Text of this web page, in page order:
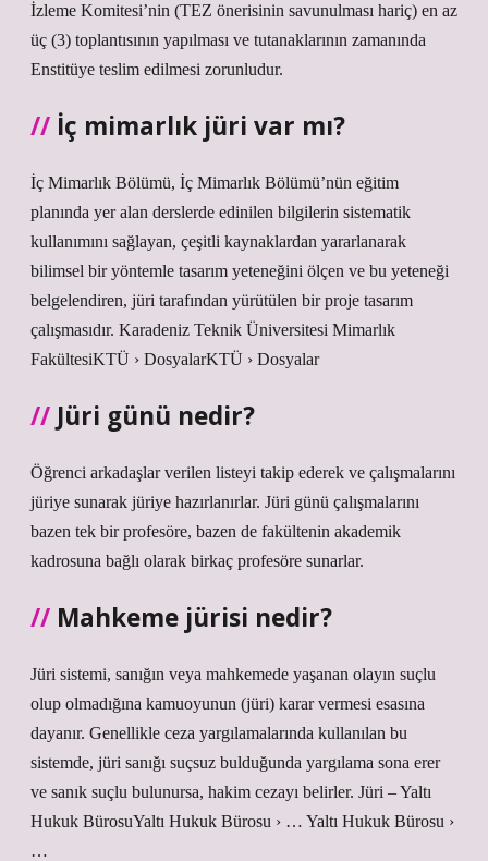
İzleme Komitesi’nin (TEZ önerisinin savunulması hariç) en az
üç (3) toplantısının yapılması ve tutanaklarının zamanında
Enstitüye teslim edilmesi zorunludur.
İç mimarlık jüri var mı?
İç Mimarlık Bölümü, İç Mimarlık Bölümü’nün eğitim
planında yer alan derslerde edinilen bilgilerin sistematik
kullanımını sağlayan, çeşitli kaynaklardan yararlanarak
bilimsel bir yöntemle tasarım yeteneğini ölçen ve bu yeteneği
belgelendiren, jüri tarafından yürütülen bir proje tasarım
çalışmasıdır. Karadeniz Teknik Üniversitesi Mimarlık
FakültesiKTÜ › DosyalarKTÜ › Dosyalar
Jüri günü nedir?
Öğrenci arkadaşlar verilen listeyi takip ederek ve çalışmalarını
jüriye sunarak jüriye hazırlanırlar. Jüri günü çalışmalarını
bazen tek bir profesöre, bazen de fakültenin akademik
kadrosuna bağlı olarak birkaç profesöre sunarlar.
Mahkeme jürisi nedir?
Jüri sistemi, sanığın veya mahkemede yaşanan olayın suçlu
olup olmadığına kamuoyunun (jüri) karar vermesi esasına
dayanır. Genellikle ceza yargılamalarında kullanılan bu
sistemde, jüri sanığı suçsuz bulduğunda yargılama sona erer
ve sanık suçlu bulunursa, hakim cezayı belirler. Jüri – Yaltı
Hukuk BürosuYaltı Hukuk Bürosu › … Yaltı Hukuk Bürosu ›
…